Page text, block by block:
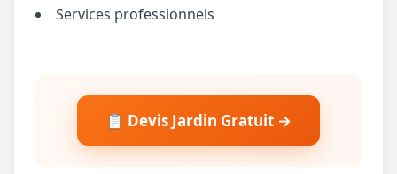
Services professionnels
📋 Devis Jardin Gratuit →